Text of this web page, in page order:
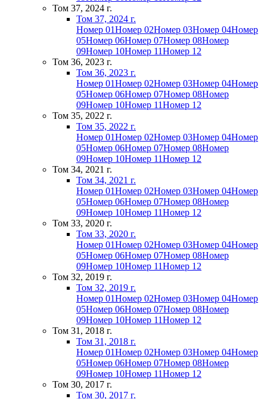
Том 37, 2024 г.
Том 37, 2024 г.
Номер 01Номер 02Номер 03Номер 04Номер
05Номер 06Номер 07Номер 08Номер
09Номер 10Номер 11Номер 12
Том 36, 2023 г.
Том 36, 2023 г.
Номер 01Номер 02Номер 03Номер 04Номер
05Номер 06Номер 07Номер 08Номер
09Номер 10Номер 11Номер 12
Том 35, 2022 г.
Том 35, 2022 г.
Номер 01Номер 02Номер 03Номер 04Номер
05Номер 06Номер 07Номер 08Номер
09Номер 10Номер 11Номер 12
Том 34, 2021 г.
Том 34, 2021 г.
Номер 01Номер 02Номер 03Номер 04Номер
05Номер 06Номер 07Номер 08Номер
09Номер 10Номер 11Номер 12
Том 33, 2020 г.
Том 33, 2020 г.
Номер 01Номер 02Номер 03Номер 04Номер
05Номер 06Номер 07Номер 08Номер
09Номер 10Номер 11Номер 12
Том 32, 2019 г.
Том 32, 2019 г.
Номер 01Номер 02Номер 03Номер 04Номер
05Номер 06Номер 07Номер 08Номер
09Номер 10Номер 11Номер 12
Том 31, 2018 г.
Том 31, 2018 г.
Номер 01Номер 02Номер 03Номер 04Номер
05Номер 06Номер 07Номер 08Номер
09Номер 10Номер 11Номер 12
Том 30, 2017 г.
Том 30, 2017 г.